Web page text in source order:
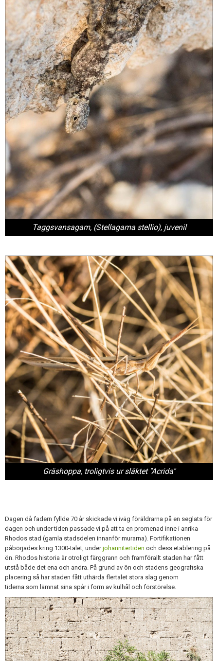
Taggsvansagam, (Stellagama stellio), juvenil
Gräshoppa, troligtvis ur släktet "Acrida"
Dagen då fadern fyllde 70 år skickade vi iväg föräldrarna på en seglats för
dagen och under tiden passade vi på att ta en promenad inne i anrika
Rhodos stad (gamla stadsdelen innanför murarna). Fortifikationen
påbörjades kring 1300-talet, underjohannitertiden och dess etablering på
ön. Rhodos historia är otroligt färggrann och framförallt staden har fått
utstå både det ena och andra. På grund av ön och stadens geografiska
placering så har staden fått uthärda flertalet stora slag genom
tiderna som lämnat sina spår i form av kulhål och förstörelse.